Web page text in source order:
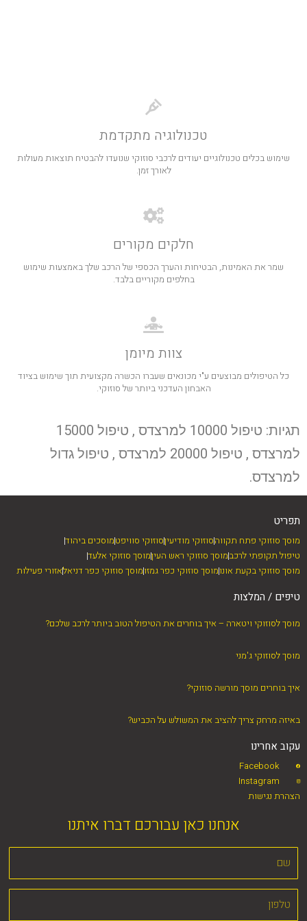
טכנולוגיה מתקדמת
שימוש בכלים טכנולוגיים יעודים לרכבי סוזוקי שנועדו להבטיח תוצאות מעולות
לאורך זמן.
חלקים מקורים
שמר את האמינות, הבטיחות והערך הכספי של הרכב שלך באמצעות שימוש
בחלפים מקוריים בלבד.
צוות מיומן
כל הטיפולים מבוצעים ע"י מכונאים שעברו הכשרה מקצועית תוך שימוש בציוד
האבחון העדכני ביותר של סוזוקי.
תגיות: טיפול 10000 למרצדס , טיפול 15000
למרצדס , טיפול 20000 למרצדס , טיפול גדול
למרצדס.
תפריט
מוסך סוזוקי פתח תקווהסוזוקי מודיעיןסוזוקי סוויפטמוסכים ביהוד
טיפול תקופתי לרכבמוסך סוזוקי ראש העיןמוסך סוזוקי אלעד
מוסך סוזוקי בקעת אונומוסך סוזוקי כפר גמזומוסך סוזוקי כפר דניאלאזורי פעילות
טיפים / המלצות
מוסך לסוזוקי ויטארה – איך בוחרים את הטיפול הטוב ביותר לרכב שלכם?
מוסך לסוזוקי ג'מני
איך בוחרים מוסך מורשה סוזוקי?
באיזה מרחק צריך להציב את המשולש על הכביש?
עקוב אחרינו
Facebook
Instagram
הצהרת נגישות
אנחנו כאן עבורכם דברו איתנו